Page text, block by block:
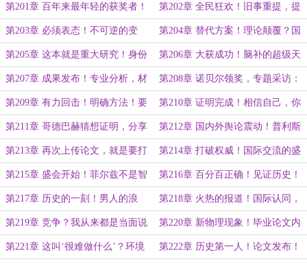
解决问题的方法…… 奖！
第201章 百年来最年轻的获奖者！
直播获奖感言……
第202章 全民狂欢！旧事重提，提
问才是导火索！
第203章 必须表态！不可逆的变
化，找到突破口……
第204章 替代方案！理论颠覆？国
际学者：绝不认同！
第205章 这本就是重大研究！身份
绑架，耗时间的倒霉鬼……
第206章 大获成功！脑补的超级天
才，谁是笑柄……
第207章 成果发布！专业分析，材
料、现象？这不可能……
第208章 诺贝尔领奖，专题采访：
证明哥德巴赫猜想？
第209章 有力回击！明确方法！要
不要听听你在说什么……
第210章 证明完成！相信自己，你
就是那种人……
第211章 哥德巴赫猜想证明，分享
给大家！
第212章 国内外舆论震动！普利斯
顿高等研究院？他们为何如此自
信……
第213章 再次上传论文，就是要打
破权威金身！
第214章 打破权威！国际交流的盛
会！
第215章 盛会开始！菲尔兹不是智
商奖，自信和紧张……
第216章 百分百正确！见证历史！
这就是差距……
第217章 历史的一刻！男人的浪
漫！这简直是最棒的点子……
第218章 火热的报道！国际认同，
ZXZ超材料！
第219章 竞争？我从来都是当面说
人坏话！
第220章 新物理现象！毕业论文内
容，两年以上？几分钟……
第221章 这叫‘很难做什么’？环境 第222章 历史第一人！论文发布！